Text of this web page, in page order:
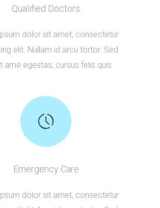
Qualified Doctors
dolor sit amet, consectetur
elit. Nullam id arcu tortor. Sed
ame egestas, cursus felis quis.
Emergency Care
dolor sit amet, consectetur